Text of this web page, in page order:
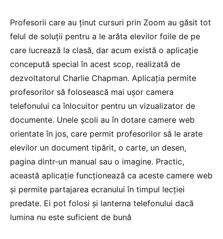
Profesorii care au ținut cursuri prin Zoom au găsit tot
felul de soluții pentru a le arăta elevilor foile de pe
care lucrează la clasă, dar acum există o aplicație
concepută special în acest scop, realizată de
dezvoltatorul Charlie Chapman. Aplicația permite
profesorilor să folosească mai ușor camera
telefonului ca înlocuitor pentru un vizualizator de
documente. Unele școli au în dotare camere web
orientate în jos, care permit profesorilor să le arate
elevilor un document tipărit, o carte, un desen,
pagina dintr-un manual sau o imagine. Practic,
această aplicație funcționează ca aceste camere web
și permite partajarea ecranului în timpul lecției
predate. Ei pot folosi și lanterna telefonului dacă
lumina nu este suficient de bună